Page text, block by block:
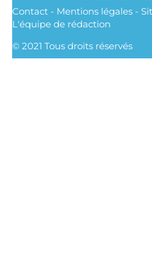
Contact - Mentions légales -
L'équipe de rédaction
© 2021 Tous droits réservés